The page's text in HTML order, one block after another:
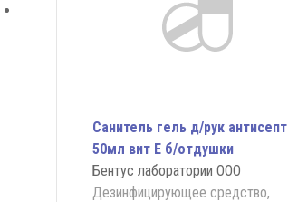
Санитель гель д/рук антисепт
50мл вит Е б/отдушки
Бентус лаборатории ООО
Дезинфицирующее средство,